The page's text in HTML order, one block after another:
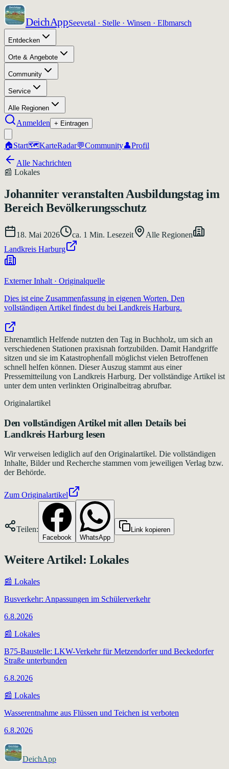
DeichAppSeevetal · Stelle · Winsen · Elbmarsch
Entdecken
Orte & Angebote
Community
Service
Alle Regionen
Anmelden + Eintragen
🏠Start🗺️KarteRadar💬Community👤Profil
Alle Nachrichten
📰 Lokales
Johanniter veranstalten Ausbildungstag im
Bereich Bevölkerungsschutz
18. Mai 2026 ca. 1 Min. Lesezeit
Alle Regionen
Landkreis Harburg
Externer Inhalt · Originalquelle
Dies ist eine Zusammenfassung in eigenen Worten. Den
vollständigen Artikel findest du bei Landkreis Harburg.
Ehrenamtlich Helfende nutzten den Tag in Buchholz, um sich an
verschiedenen Stationen praxisnah fortzubilden. Damit Handgriffe
sitzen und sie im Katastrophenfall möglichst vielen Betroffenen
schnell helfen können. Dieser Auszug stammt aus einer
Pressemitteilung von Landkreis Harburg. Der vollständige Artikel ist
unter dem unten verlinkten Originalbeitrag abrufbar.
Originalartikel
Den vollständigen Artikel mit allen Details bei
Landkreis Harburg lesen
Wir verweisen lediglich auf den Originalartikel. Die vollständigen
Inhalte, Bilder und Recherche stammen vom jeweiligen Verlag bzw.
der Behörde.
Zum Originalartikel
Teilen:
Facebook WhatsApp
Link kopieren
Weitere Artikel: Lokales
📰 Lokales
Busverkehr: Anpassungen im Schülerverkehr
6.8.2026
📰 Lokales
B75-Baustelle: LKW-Verkehr für Metzendorfer und Beckedorfer
Straße unterbunden
6.8.2026
📰 Lokales
Wasserentnahme aus Flüssen und Teichen ist verboten
6.8.2026
DeichApp